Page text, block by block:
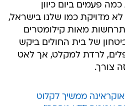
פעמים ביום כיוון
מדויקת כמו שלנו בישראל,
מאות קילומטרים
של בית החולים ביקש
לרדת למקלט, אך לאט
צורך.
ממשיך לקלוט